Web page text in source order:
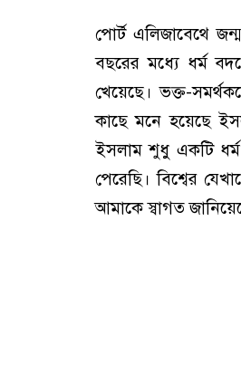
পোর্ট এলিজা‌বে‌থে
বছ‌রের ম‌ধ্যে ধর্ম
খেয়েছে। ভক্ত-
কাছে মনে হ‌য়ে‌ছে
ইসলাম শুধু একটি
পে‌রে‌ছি।‌ বি‌শ্বের
আমা‌কে স্বাগত